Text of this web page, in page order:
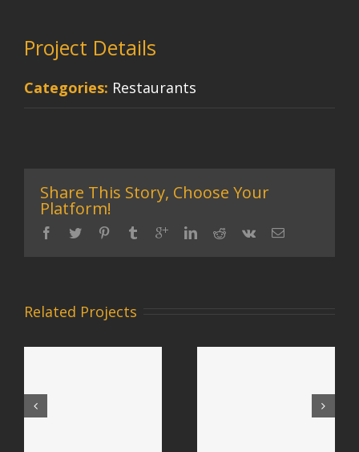
Project Details
Categories: Restaurants
Share This Story, Choose Your
Platform!
Related Projects
consequat